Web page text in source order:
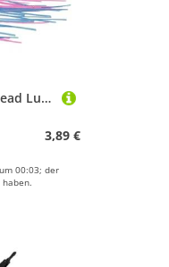
Wdbild Buzzbaits Jigs Head Lures Fishing Baits Für Forellenschwimm Jigs Mit Haken Und Rockfischen Schwimmködern Jig
3,89 €
00:03; der